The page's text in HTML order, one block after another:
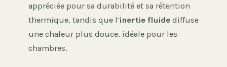
appréciée pour sa durabilité et sa rétention
thermique, tandis que l’inertie fluide diffuse
une chaleur plus douce, idéale pour les
chambres.